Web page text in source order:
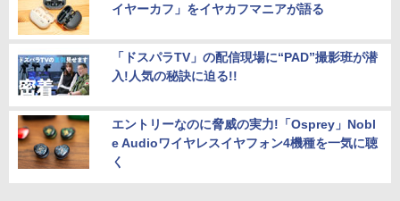
イヤーカフ」をイヤカフマニアが語る
「ドスパラTV」の配信現場に“PAD”撮影班が潜
入!人気の秘訣に迫る!!
エントリーなのに脅威の実力!「Osprey」Nobl
e Audioワイヤレスイヤフォン4機種を一気に聴
く